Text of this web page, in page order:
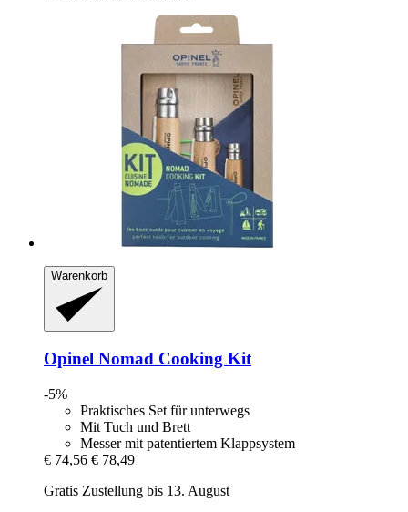
Warenkorb
Opinel Nomad Cooking Kit
-5%
Praktisches Set für unterwegs
Mit Tuch und Brett
Messer mit patentiertem Klappsystem
€ 74,56 € 78,49
Gratis Zustellung bis 13. August